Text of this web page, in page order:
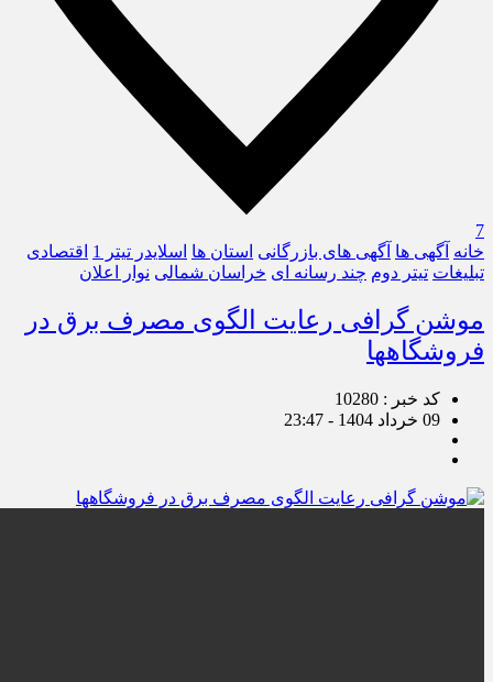
7
خانه آگهی ها آگهی های بازرگانی استان ها اسلایدر تیتر 1
اقتصادی
تبلیغات تیتر دوم چند رسانه ای خراسان شمالی نوار اعلان
موشن گرافی رعایت الگوی مصرف برق در
فروشگاهها
کد خبر : 10280
09 خرداد 1404 - 23:47